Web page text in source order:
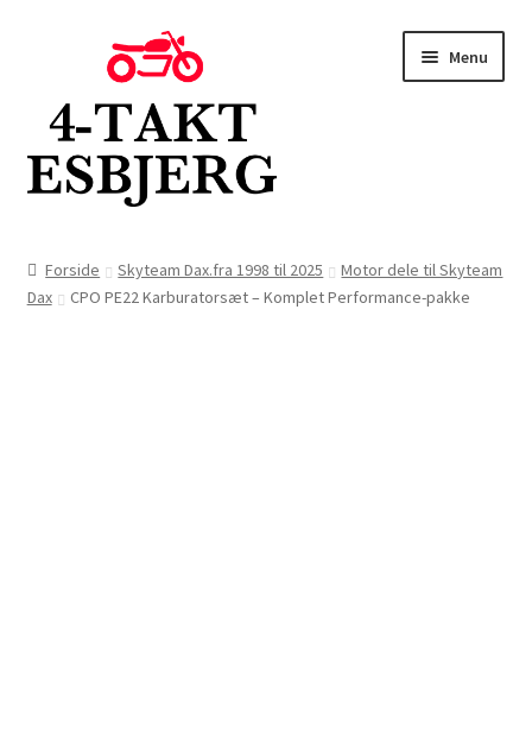
navigation
indhold
Menu
Butik
Forside Skyteam Dax.fra 1998 til 2025
Motor dele til Skyteam
Dax
CPO PE22 Karburatorsæt – Komplet Performance-pakke